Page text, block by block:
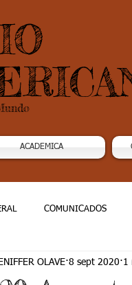
ACADEMICA
COMUNICADOS
3 Grado 4 Grado
OLAVE 8 sept 2020 1